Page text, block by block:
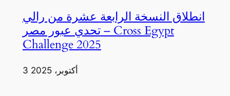
انطلاق النسخة الرابعة عشرة من رالي
تحدي عبور مصر – Cross Egypt
Challenge 2025
3 أكتوبر، 2025